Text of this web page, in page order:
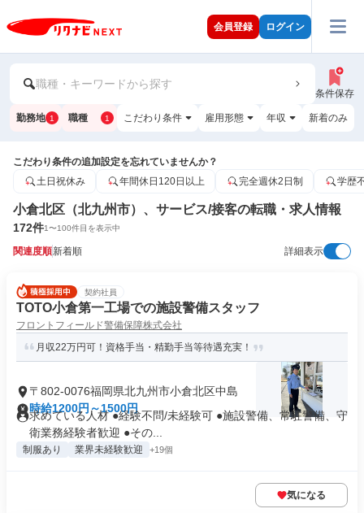
会員登録 ログイン
職種・キーワードから探す
条件保存
勤務地 1 職種 1 こだわり条件 雇用形態 年収 新着のみ
こだわり条件の追加設定を忘れていませんか？
土日祝休み
年間休日120日以上 完全週休2日制 学歴
小倉北区（北九州市）、サービス/接客の転職・求人情報
172件1〜100件目を表示中
関連度順新着順 詳細表示
契約社員
TOTO小倉第一工場での施設警備スタッフ
フロントフィールド警備保障株式会社
月収22万円可！資格手当・精勤手当等待遇充実！
〒802-0076福岡県北九州市小倉北区中島
時給1200円～1500円
求めている人材 ●経験不問/未経験可 ●施設警備、常駐警備、守
衛業務経験者歓迎 ●その...
制服あり 業界未経験歓迎 +19個
気になる